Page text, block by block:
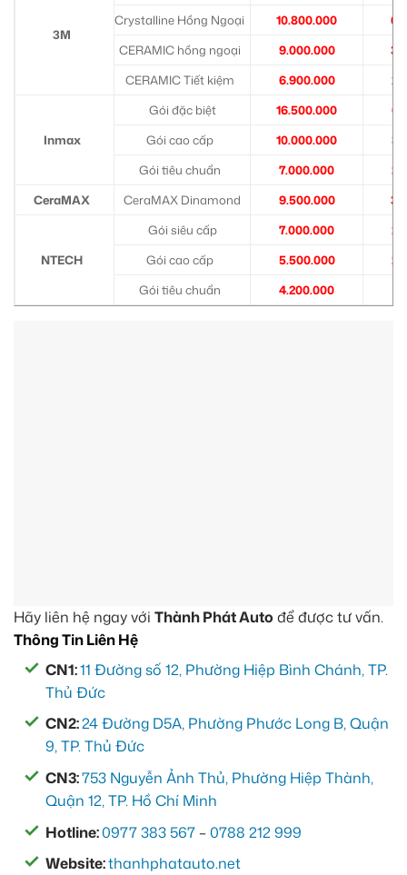
3M
Crystalline Hồng Ngoại
10.800.000
CERAMIC hồng ngoại
9.000.000
CERAMIC Tiết kiệm
6.900.000
Inmax
Gói đặc biệt 16.500.000
Gói cao cấp
10.000.000
Gói tiêu chuẩn
7.000.000
CeraMAX
CeraMAX Dinamond 9.500.000
NTECH
Gói siêu cấp 7.000.000
Gói cao cấp
5.500.000
Gói tiêu chuẩn
4.200.000
Hãy liên hệ ngay với Thành Phát Auto để được tư vấn.
Thông Tin Liên Hệ
CN1:11 Đường số 12, Phường Hiệp Bình Chánh, TP.
Thủ Đức
CN2:24 Đường D5A, Phường Phước Long B, Quận
9, TP. Thủ Đức
CN3:753 Nguyễn Ảnh Thủ, Phường Hiệp Thành,
Quận 12, TP. Hồ Chí Minh
Hotline:0977 383 567 –0788 212 999
Website:thanhphatauto.net